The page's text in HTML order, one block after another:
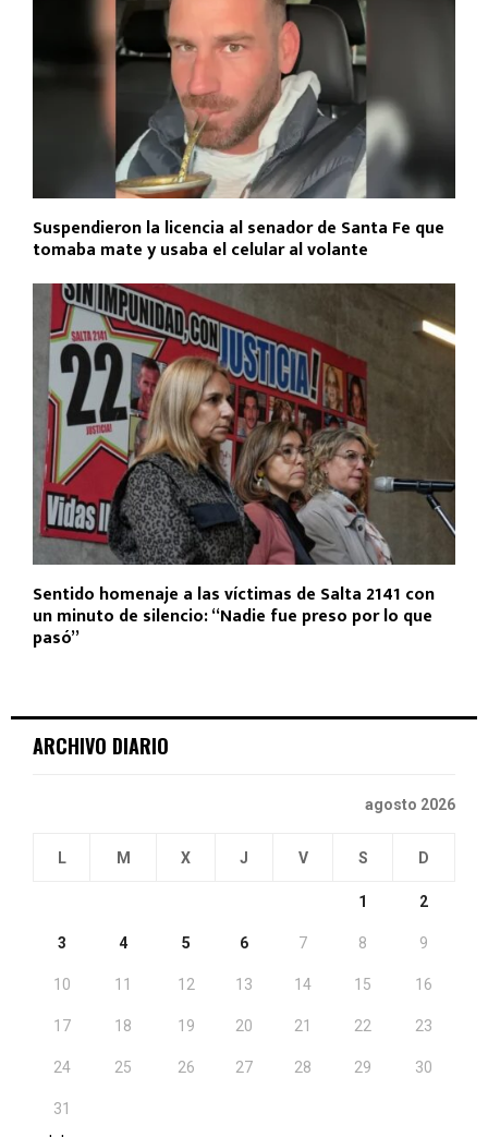
Suspendieron la licencia al senador de Santa Fe que
tomaba mate y usaba el celular al volante
Sentido homenaje a las víctimas de Salta 2141 con
un minuto de silencio: “Nadie fue preso por lo que
pasó”
ARCHIVO DIARIO
agosto 2026
L M X J V S D
1 2
3 4 5 6 7 8 9
10 11 12 13 14 15 16
17 18 19 20 21 22 23
24 25 26 27 28 29 30
31